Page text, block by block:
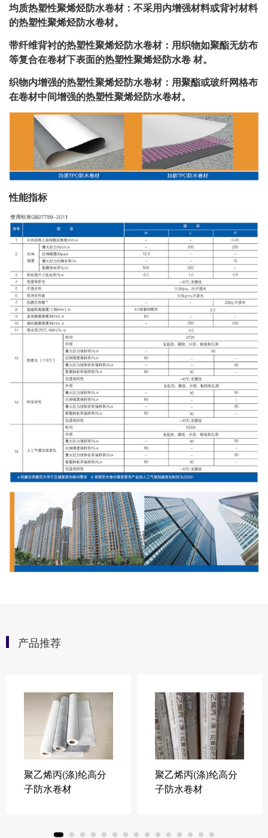
均质热塑性聚烯烃防水卷材：不采用内增强材料或背衬材料
的热塑性聚烯烃防水卷材。
带纤维背衬的热塑性聚烯烃防水卷材：用织物如聚酯无纺布
等复合在卷材下表面的热塑性聚烯烃防水卷 材。
织物内增强的热塑性聚烯烃防水卷材：用聚酯或玻纤网格布
在卷材中间增强的热塑性聚烯烃防水卷材。
性能指标
产品推荐
聚乙烯丙(涤)纶高分
子防水卷材
聚乙烯丙(涤)纶高分
子防水卷材